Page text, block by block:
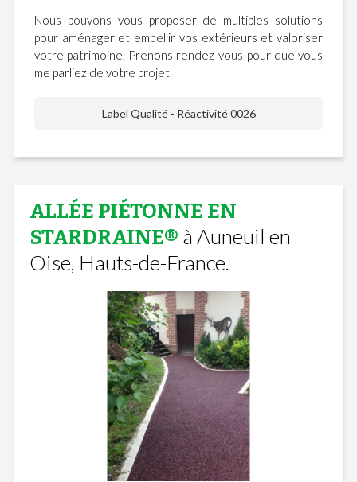
Nous pouvons vous proposer de multiples solutions
pour aménager et embellir vos extérieurs et valoriser
votre patrimoine. Prenons rendez-vous pour que vous
me parliez de votre projet.
Label Qualité - Réactivité 0026
ALLÉE PIÉTONNE EN
STARDRAINE® à Auneuil en
Oise, Hauts-de-France.